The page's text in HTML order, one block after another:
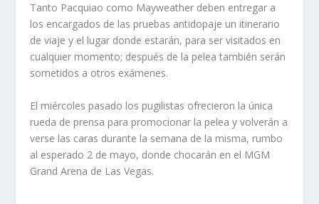
Tanto Pacquiao como Mayweather deben entregar a
los encargados de las pruebas antidopaje un itinerario
de viaje y el lugar donde estarán, para ser visitados en
cualquier momento; después de la pelea también serán
sometidos a otros exámenes.
El miércoles pasado los pugilistas ofrecieron la única
rueda de prensa para promocionar la pelea y volverán a
verse las caras durante la semana de la misma, rumbo
al esperado 2 de mayo, donde chocarán en el MGM
Grand Arena de Las Vegas.